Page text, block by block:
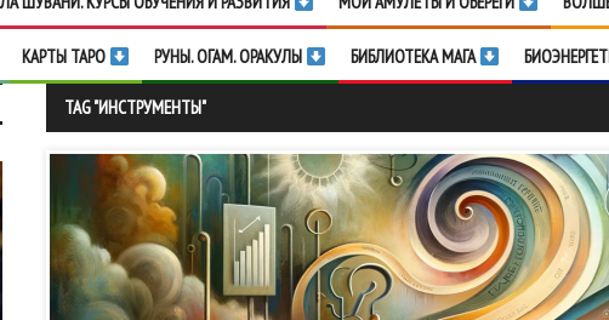
КАРТЫ ТАРО РУНЫ. ОГАМ. ОРАКУЛЫ БИБЛИОТЕКА МАГА
TAG "ИНСТРУМЕНТЫ"